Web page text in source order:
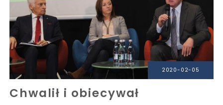
2020-02-05
Chwalił i obiecywał